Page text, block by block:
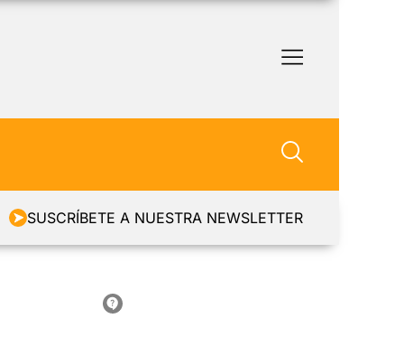
SUSCRÍBETE A NUESTRA NEWSLETTER